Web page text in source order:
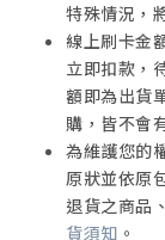
特殊情況，
線上刷卡金
立即扣款，
額即為出貨
購，皆不會
為維護您的
原狀並依原
退貨之商品
貨須知 。